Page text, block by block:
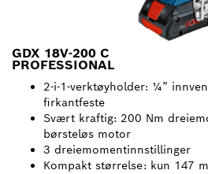
GDX 18V-200 C
PROFESSIONAL
2-i-1-verktøyholder: ¼”
firkantfeste
Svært kraftig: 200 Nm
børsteløs motor
3 dreiemomentinnstillinger
Kompakt størrelse: kun 147